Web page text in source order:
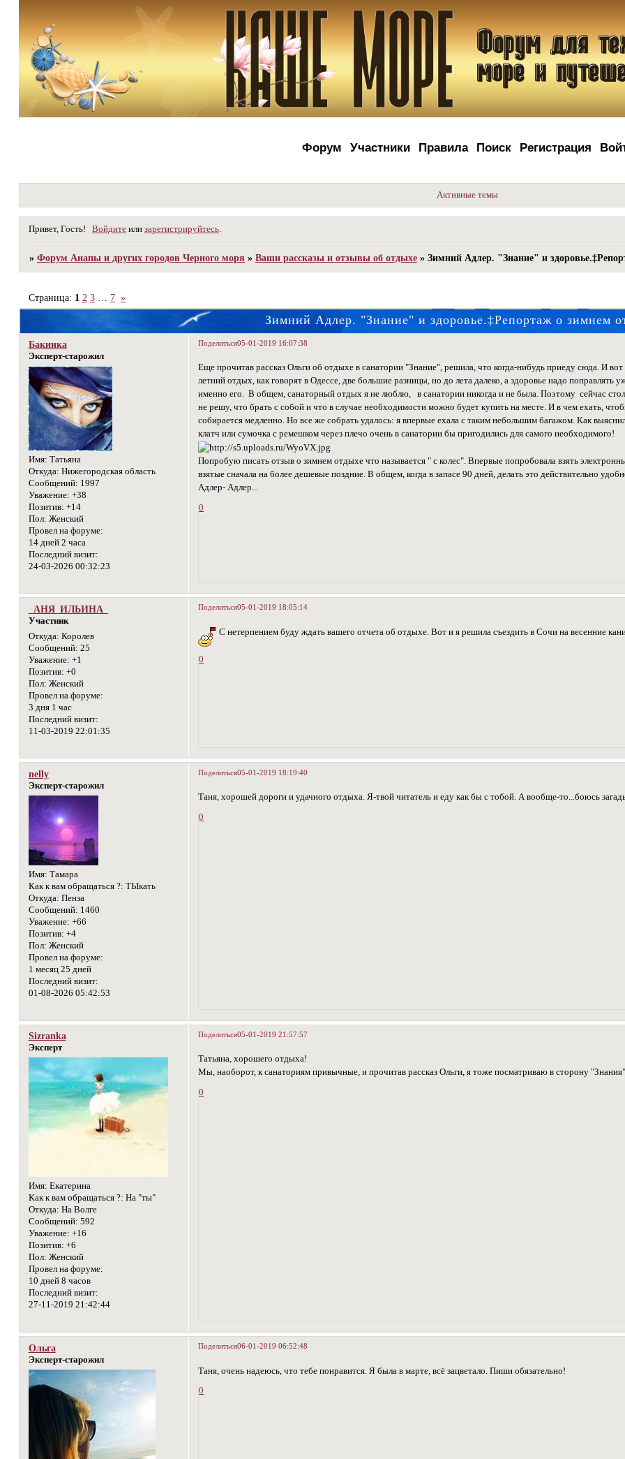
Форум Участники Правила Поиск Регистрация
Активные темы
Привет, Гость! Войдите или зарегистрируйтесь
» Форум Анапы и других городов Черного моря » Ваши рассказы и отзывы об отдыхе » Зимний Адлер. "Знание" и
Зимний Адлер. "Знание" и здоровье.‡Репортаж о зимнем
Страница: 1 2 3 7 »
Поделиться05-01-2019 16:07:38
Бакинка
Эксперт-старожил
Имя: Татьяна
Откуда: Нижегородская область
Сообщений: 1997
Уважение: +38
Позитив: +14
Пол: Женский
Провел на форуме:
14 дней 2 часа
Последний визит:
24-03-2026 00:32:23
Еще прочитав рассказ Ольги об отдыхе в санатории "Знание", решила, что когда-нибудь приеду сюда. И
летний отдых, как говорят в Одессе, две большие разницы, но до лета далеко, а здоровье надо поправлять
именно его. В общем, санаторный отдых я не люблю, в санатории никогда и не была. Поэтому сейчас
не решу, что брать с собой и что в случае необходимости можно будет купить на месте. И в чем ехать,
собирается медленно. Но все же собрать удалось: я впервые ехала с таким небольшим багажом. Как
клатч или сумочка с ремешком через плечо очень в санатории бы пригодились для самого необходимого!
Попробую писать отзыв о зимнем отдыхе что называется " с колес". Впервые попробовала взять
взятые сначала на более дешевые поздние. В общем, когда в запасе 90 дней, делать это действительно
Адлер- Адлер...
0
Поделиться05-01-2019 18:05:14
_АНЯ_ИЛЬИНА_
Участник
Откуда: Королев
Сообщений: 25
Уважение: +1
Позитив: +0
Пол: Женский
Провел на форуме:
3 дня 1 час
Последний визит:
11-03-2019 22:01:35
С нетерпением буду ждать вашего отчета об отдыхе. Вот и я решила съездить в Сочи на весенние
0
Поделиться05-01-2019 18:19:40
nelly
Эксперт-старожил
Имя: Тамара
Как к вам обращаться ?: ТЫкать
Откуда: Пенза
Сообщений: 1460
Уважение: +66
Позитив: +4
Пол: Женский
Провел на форуме:
1 месяц 25 дней
Последний визит:
01-08-2026 05:42:53
Таня, хорошей дороги и удачного отдыха. Я-твой читатель и еду как бы с тобой. А вообще-то...боюсь
0
Поделиться05-01-2019 21:57:57
Sizranka
Эксперт
Имя: Екатерина
Как к вам обращаться ?: На "ты"
Откуда: На Волге
Сообщений: 592
Уважение: +16
Позитив: +6
Пол: Женский
Провел на форуме:
10 дней 8 часов
Последний визит:
27-11-2019 21:42:44
Татьяна, хорошего отдыха!
Мы, наоборот, к санаториям привычные, и прочитав рассказ Ольги, я тоже посматриваю в сторону
0
Поделиться06-01-2019 06:52:48
Ольга
Эксперт-старожил
Таня, очень надеюсь, что тебе понравится. Я была в марте, всё зацветало. Пиши обязательно!
0